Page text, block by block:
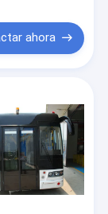
ahora